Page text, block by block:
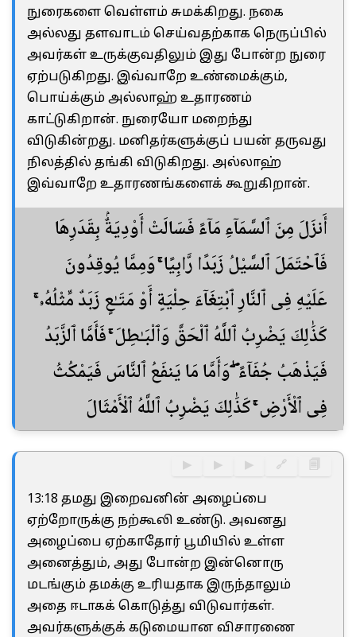
நுரைகளை வெள்ளம் சுமக்கிறது. நகை
அல்லது தளவாடம் செய்வதற்காக நெருப்பில்
அவர்கள் உருக்குவதிலும் இது போன்ற நுரை
ஏற்படுகிறது. இவ்வாறே உண்மைக்கும்,
பொய்க்கும் அல்லாஹ் உதாரணம்
காட்டுகிறான். நுரையோ மறைந்து
விடுகின்றது. மனிதர்களுக்குப் பயன் தருவது
நிலத்தில் தங்கி விடுகிறது. அல்லாஹ்
இவ்வாறே உதாரணங்களைக் கூறுகிறான்.
أَنزَلَ مِنَ ٱلسَّمَآءِ مَآءً فَسَالَتْ أَوْدِيَةٌۢ بِقَدَرِهَا
فَٱحْتَمَلَ ٱلسَّيْلُ زَبَدًا رَّابِيًا ۚ وَمِمَّا يُوقِدُونَ
عَلَيْهِ فِى ٱلنَّارِ ٱبْتِغَآءَ حِلْيَةٍ أَوْ مَتَـٰعٍ زَبَدٌ مِّثْلُهُۥ ۚ
كَذَٰلِكَ يَضْرِبُ ٱللَّهُ ٱلْحَقَّ وَٱلْبَـٰطِلَ ۚ فَأَمَّا ٱلزَّبَدُ
فَيَذْهَبُ جُفَآءً ۖ وَأَمَّا مَا يَنفَعُ ٱلنَّاسَ فَيَمْكُثُ
فِى ٱلْأَرْضِ ۚ كَذَٰلِكَ يَضْرِبُ ٱللَّهُ ٱلْأَمْثَالَ
▶ ▶ ▶ 🔗 🗐
13:18 தமது இறைவனின் அழைப்பை
ஏற்றோருக்கு நற்கூலி உண்டு. அவனது
அழைப்பை ஏற்காதோர் பூமியில் உள்ள
அனைத்தும், அது போன்ற இன்னொரு
மடங்கும் தமக்கு உரியதாக இருந்தாலும்
அதை ஈடாகக் கொடுத்து விடுவார்கள்.
அவர்களுக்குக் கடுமையான விசாரணை